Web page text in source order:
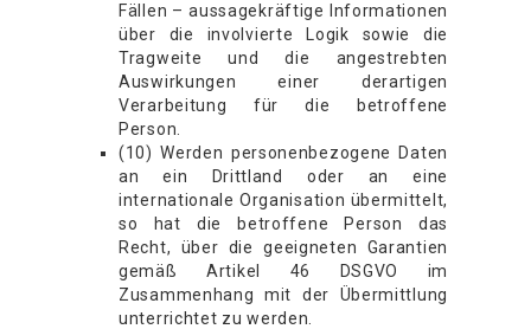
Fällen – aussagekräftige Informationen
über die involvierte Logik sowie die
Tragweite und die angestrebten
Auswirkungen einer derartigen
Verarbeitung für die betroffene
Person.
(10) Werden personenbezogene Daten
an ein Drittland oder an eine
internationale Organisation übermittelt,
so hat die betroffene Person das
Recht, über die geeigneten Garantien
gemäß Artikel 46 DSGVO im
Zusammenhang mit der Übermittlung
unterrichtet zu werden.